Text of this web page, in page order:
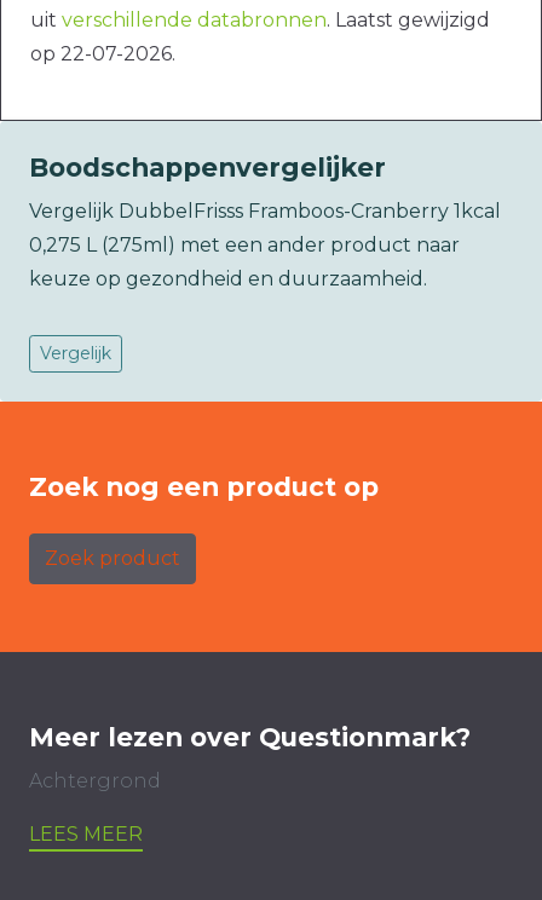
uit verschillende databronnen. Laatst gewijzigd
op 22-07-2026.
Boodschappenvergelijker
Vergelijk DubbelFrisss Framboos-Cranberry 1kcal
0,275 L (275ml) met een ander product naar
keuze op gezondheid en duurzaamheid.
Vergelijk
Zoek nog een product op
Zoek product
Meer lezen over Questionmark?
Achtergrond
LEES MEER